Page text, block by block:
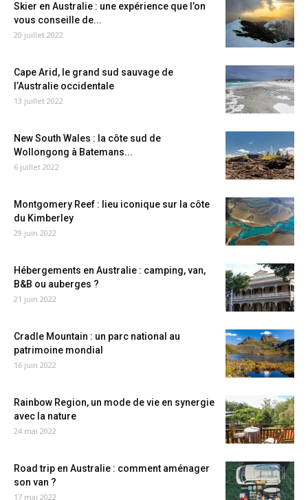
Skier en Australie : une expérience que l’on
vous conseille de...
20 juillet 2022
Cape Arid, le grand sud sauvage de
l’Australie occidentale
13 juillet 2022
New South Wales : la côte sud de
Wollongong à Batemans...
6 juillet 2022
Montgomery Reef : lieu iconique sur la côte
du Kimberley
29 juin 2022
Hébergements en Australie : camping, van,
B&B ou auberges ?
21 juin 2022
Cradle Mountain : un parc national au
patrimoine mondial
16 juin 2022
Rainbow Region, un mode de vie en synergie
avec la nature
24 mai 2022
Road trip en Australie : comment aménager
son van ?
17 mai 2022